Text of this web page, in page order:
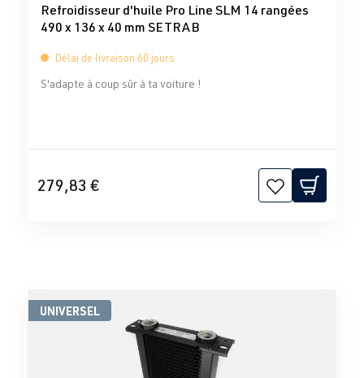
Refroidisseur d'huile Pro Line SLM 14 rangées
490 x 136 x 40 mm SETRAB
Délai de livraison 60 jours
S'adapte à coup sûr à ta voiture !
279,83 €
UNIVERSEL